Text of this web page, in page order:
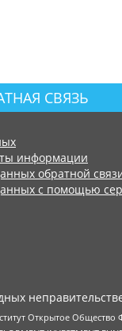
СВЯЗЬ
информации
обратной
с помощью
Открытое